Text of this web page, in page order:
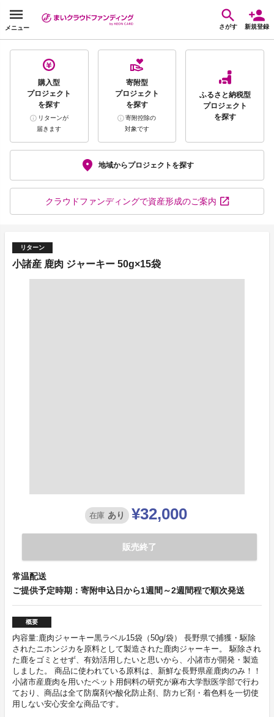
メニュー さがす 新規登録
購入型
プロジェクト
を探す
リターンが
届きます
寄附型
プロジェクト
を探す
寄附控除の
対象です
ふるさと納税型
プロジェクト
を探す
地域からプロジェクトを探す
クラウドファンディングで資産形成のご案内
リターン
小諸産 鹿肉 ジャーキー 50g×15袋
在庫 あり ¥32,000
販売終了
常温配送
ご提供予定時期：寄附申込日から1週間～2週間程で順次発送
概要
内容量:鹿肉ジャーキー黒ラベル15袋（50g/袋） 長野県で捕獲・駆除
されたニホンジカを原料として製造された鹿肉ジャーキー。 駆除され
た鹿をゴミとせず、有効活用したいと思いから、小諸市が開発・製造
しました。 商品に使われている原料は、新鮮な長野県産鹿肉のみ！！
小諸市産鹿肉を用いたペット用飼料の研究が麻布大学獣医学部で行わ
ており、商品は全て防腐剤や酸化防止剤、防カビ剤・着色料を一切使
用しない安心安全な商品です。